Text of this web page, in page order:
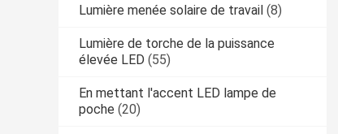
Lumière menée solaire de travail (8)
Lumière de torche de la puissance
élevée LED (55)
En mettant l'accent LED lampe de
poche (20)